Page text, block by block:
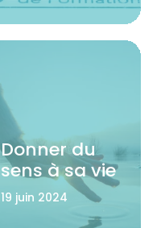
Donner du
sens à sa vie
19 juin 2024